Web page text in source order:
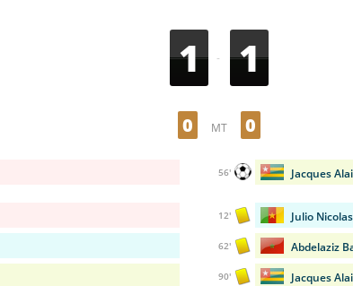
1 - 1
0 MT 0
Jacques
56'
Julio
12'
Abdelaziz
62'
Jacques
90'